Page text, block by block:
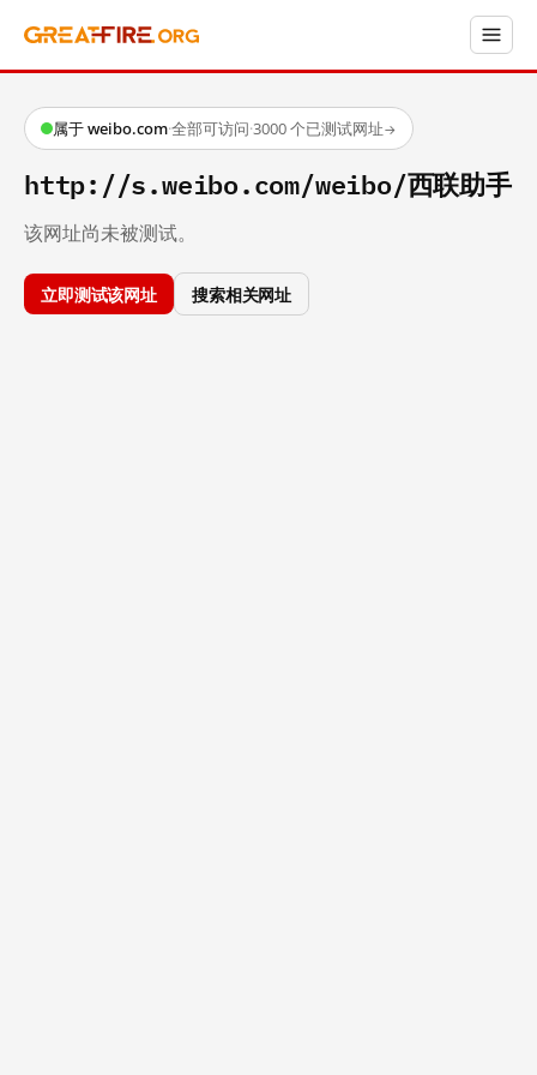
属于 weibo.com·全部可访问·3000 个已测试网址→
http://s.weibo.com/weibo/西联助手
该网址尚未被测试。
立即测试该网址 搜索相关网址